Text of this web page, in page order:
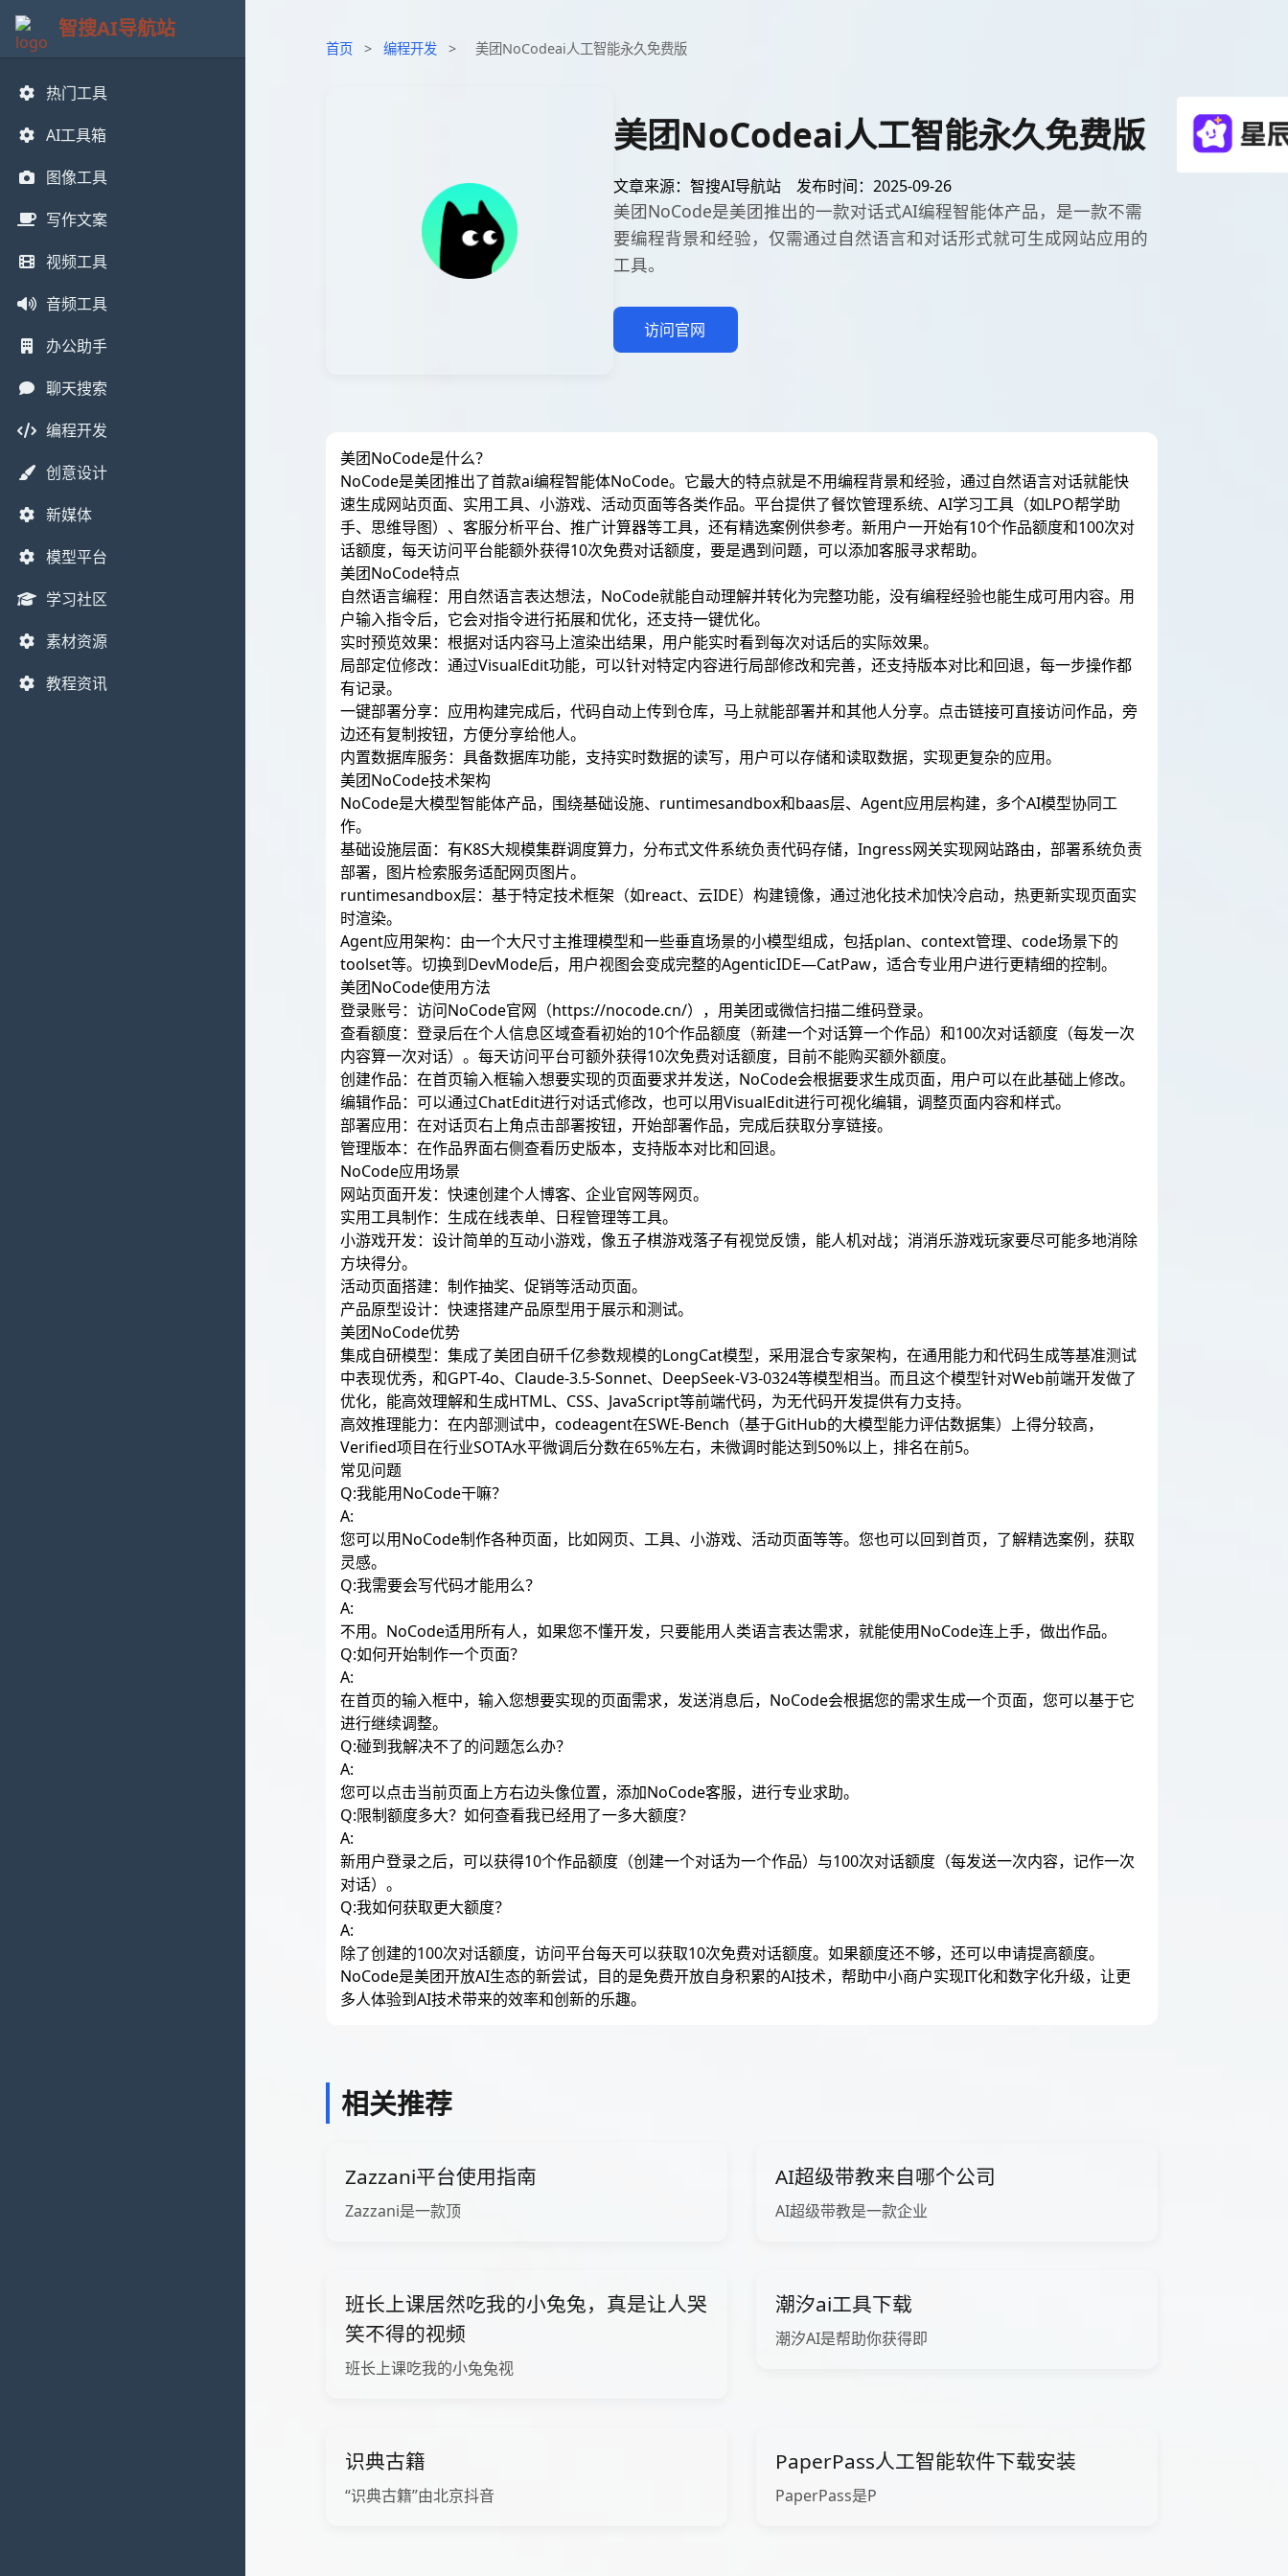
智搜AI导航站
热门工具
AI工具箱
图像工具
写作文案
视频工具
音频工具
办公助手
聊天搜索
编程开发
创意设计
新媒体
模型平台
学习社区
素材资源
教程资讯
首页 > 编程开发 > 美团NoCodeai人工智能永久免费版
美团NoCodeai人工智能永久免费版
文章来源：智搜AI导航站 发布时间：2025-09-26
美团NoCode是美团推出的一款对话式AI编程智能体产品，是一款不需
要编程背景和经验，仅需通过自然语言和对话形式就可生成网站应用的
工具。
访问官网
美团NoCode是什么？
NoCode是美团推出了首款ai编程智能体NoCode。它最大的特点就是不用编程背景和经验，通过自然语言对话就能快
速生成网站页面、实用工具、小游戏、活动页面等各类作品。平台提供了餐饮管理系统、AI学习工具（如LPO帮学助
手、思维导图）、客服分析平台、推广计算器等工具，还有精选案例供参考。新用户一开始有10个作品额度和100次对
话额度，每天访问平台能额外获得10次免费对话额度，要是遇到问题，可以添加客服寻求帮助。
美团NoCode特点
自然语言编程：用自然语言表达想法，NoCode就能自动理解并转化为完整功能，没有编程经验也能生成可用内容。用
户输入指令后，它会对指令进行拓展和优化，还支持一键优化。
实时预览效果：根据对话内容马上渲染出结果，用户能实时看到每次对话后的实际效果。
局部定位修改：通过VisualEdit功能，可以针对特定内容进行局部修改和完善，还支持版本对比和回退，每一步操作都
有记录。
一键部署分享：应用构建完成后，代码自动上传到仓库，马上就能部署并和其他人分享。点击链接可直接访问作品，旁
边还有复制按钮，方便分享给他人。
内置数据库服务：具备数据库功能，支持实时数据的读写，用户可以存储和读取数据，实现更复杂的应用。
美团NoCode技术架构
NoCode是大模型智能体产品，围绕基础设施、runtimesandbox和baas层、Agent应用层构建，多个AI模型协同工
作。
基础设施层面：有K8S大规模集群调度算力，分布式文件系统负责代码存储，Ingress网关实现网站路由，部署系统负责
部署，图片检索服务适配网页图片。
runtimesandbox层：基于特定技术框架（如react、云IDE）构建镜像，通过池化技术加快冷启动，热更新实现页面实
时渲染。
Agent应用架构：由一个大尺寸主推理模型和一些垂直场景的小模型组成，包括plan、context管理、code场景下的
toolset等。切换到DevMode后，用户视图会变成完整的AgenticIDE—CatPaw，适合专业用户进行更精细的控制。
美团NoCode使用方法
登录账号：访问NoCode官网（https://nocode.cn/），用美团或微信扫描二维码登录。
查看额度：登录后在个人信息区域查看初始的10个作品额度（新建一个对话算一个作品）和100次对话额度（每发一次
内容算一次对话）。每天访问平台可额外获得10次免费对话额度，目前不能购买额外额度。
创建作品：在首页输入框输入想要实现的页面要求并发送，NoCode会根据要求生成页面，用户可以在此基础上修改。
编辑作品：可以通过ChatEdit进行对话式修改，也可以用VisualEdit进行可视化编辑，调整页面内容和样式。
部署应用：在对话页右上角点击部署按钮，开始部署作品，完成后获取分享链接。
管理版本：在作品界面右侧查看历史版本，支持版本对比和回退。
NoCode应用场景
网站页面开发：快速创建个人博客、企业官网等网页。
实用工具制作：生成在线表单、日程管理等工具。
小游戏开发：设计简单的互动小游戏，像五子棋游戏落子有视觉反馈，能人机对战；消消乐游戏玩家要尽可能多地消除
方块得分。
活动页面搭建：制作抽奖、促销等活动页面。
产品原型设计：快速搭建产品原型用于展示和测试。
美团NoCode优势
集成自研模型：集成了美团自研千亿参数规模的LongCat模型，采用混合专家架构，在通用能力和代码生成等基准测试
中表现优秀，和GPT-4o、Claude-3.5-Sonnet、DeepSeek-V3-0324等模型相当。而且这个模型针对Web前端开发做了
优化，能高效理解和生成HTML、CSS、JavaScript等前端代码，为无代码开发提供有力支持。
高效推理能力：在内部测试中，codeagent在SWE-Bench（基于GitHub的大模型能力评估数据集）上得分较高，
Verified项目在行业SOTA水平微调后分数在65%左右，未微调时能达到50%以上，排名在前5。
常见问题
Q:我能用NoCode干嘛？
A:
您可以用NoCode制作各种页面，比如网页、工具、小游戏、活动页面等等。您也可以回到首页，了解精选案例，获取
灵感。
Q:我需要会写代码才能用么？
A:
不用。NoCode适用所有人，如果您不懂开发，只要能用人类语言表达需求，就能使用NoCode连上手，做出作品。
Q:如何开始制作一个页面？
A:
在首页的输入框中，输入您想要实现的页面需求，发送消息后，NoCode会根据您的需求生成一个页面，您可以基于它
进行继续调整。
Q:碰到我解决不了的问题怎么办？
A:
您可以点击当前页面上方右边头像位置，添加NoCode客服，进行专业求助。
Q:限制额度多大？如何查看我已经用了一多大额度？
A:
新用户登录之后，可以获得10个作品额度（创建一个对话为一个作品）与100次对话额度（每发送一次内容，记作一次
对话）。
Q:我如何获取更大额度？
A:
除了创建的100次对话额度，访问平台每天可以获取10次免费对话额度。如果额度还不够，还可以申请提高额度。
NoCode是美团开放AI生态的新尝试，目的是免费开放自身积累的AI技术，帮助中小商户实现IT化和数字化升级，让更
多人体验到AI技术带来的效率和创新的乐趣。
相关推荐
Zazzani平台使用指南
Zazzani是一款顶
AI超级带教来自哪个公司
AI超级带教是一款企业
班长上课居然吃我的小兔兔，真是让人哭
笑不得的视频
班长上课吃我的小兔兔视
潮汐ai工具下载
潮汐AI是帮助你获得即
识典古籍
“识典古籍”由北京抖音
PaperPass人工智能软件下载安装
PaperPass是P